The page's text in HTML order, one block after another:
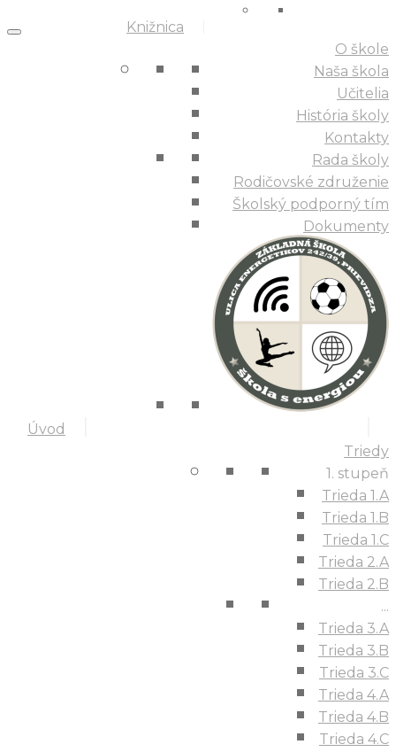
Knižnica
Úvod
O škole
Naša škola
Učitelia
História školy
Kontakty
Rada školy
Rodičovské združenie
Školský podporný tím
Dokumenty
Triedy
1. stupeň
Trieda 1.A
Trieda 1.B
Trieda 1.C
Trieda 2.A
Trieda 2.B
...
Trieda 3.A
Trieda 3.B
Trieda 3.C
Trieda 4.A
Trieda 4.B
Trieda 4.C